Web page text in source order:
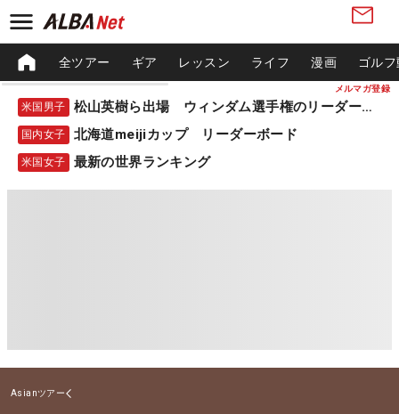
メルマガ登録
全ツアー ギア レッスン ライフ 漫画 ゴル
米国男子 松山英樹ら出場 ウィンダム選手権のリーダーボード
国内女子 北海道meijiカップ リーダーボード
米国女子 最新の世界ランキング
Asianツアー